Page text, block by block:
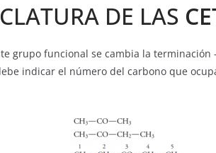
DE LAS
grupo funcional se cambia la
indicar el número del carbono que